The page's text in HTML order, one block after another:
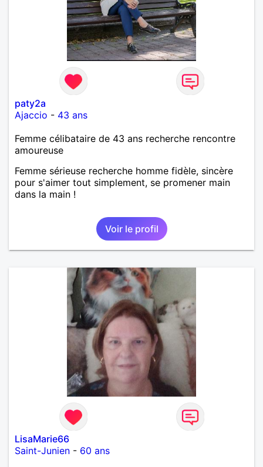
paty2a
Ajaccio - 43 ans
Femme célibataire de 43 ans recherche rencontre
amoureuse
Femme sérieuse recherche homme fidèle, sincère
pour s'aimer tout simplement, se promener main
dans la main !
Voir le profil
LisaMarie66
Saint-Junien - 60 ans